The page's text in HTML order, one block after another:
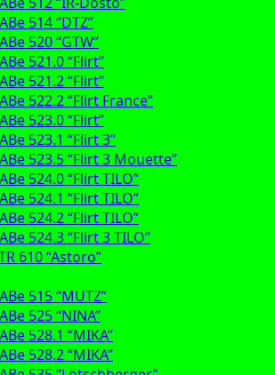
514 “DTZ”
520 “GTW”
521.0 “Flirt”
521.2 “Flirt”
522.2 “Flirt France”
523.0 “Flirt”
523.1 “Flirt 3”
523.5 “Flirt 3 Mouette”
524.0 “Flirt TILO”
524.1 “Flirt TILO”
524.2 “Flirt TILO”
524.3 “Flirt 3 TILO”
610 “Astoro”
515 “MUTZ”
525 “NINA”
528.1 “MIKA”
528.2 “MIKA”